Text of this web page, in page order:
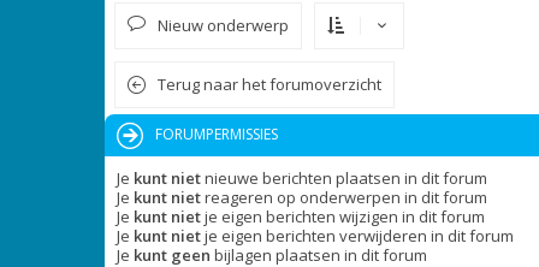
Nieuw onderwerp
Terug naar het forumoverzicht
FORUMPERMISSIES
Je kunt nietnieuwe berichten plaatsen in dit forum
Je kunt nietreageren op onderwerpen in dit forum
Je kunt nietje eigen berichten wijzigen in dit forum
Je kunt nietje eigen berichten verwijderen in dit forum
Je kunt geen bijlagen plaatsen in dit forum